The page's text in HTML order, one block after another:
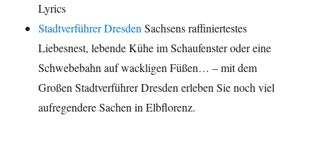
Lyrics
Stadtverführer DresdenSachsens raffiniertestes
Liebesnest, lebende Kühe im Schaufenster oder eine
Schwebebahn auf wackligen Füßen… – mit dem
Großen Stadtverführer Dresden erleben Sie noch viel
aufregendere Sachen in Elbflorenz.